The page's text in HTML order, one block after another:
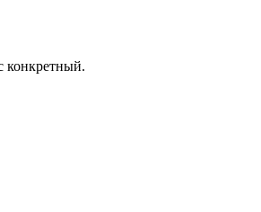
конкретный.